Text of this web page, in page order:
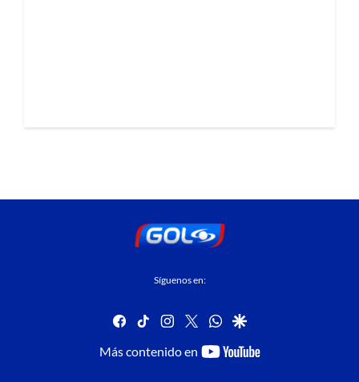
Síguenos en:
facebook
tiktok instagram
twitterwhatsapp
google
Más contenido en
youtube-